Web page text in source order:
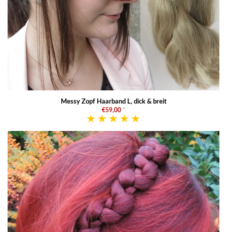
Messy Zopf Haarband L, dick & breit
€59,00 *